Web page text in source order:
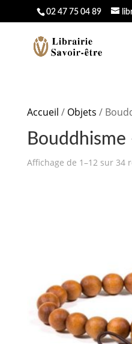
02 47 75 04 89
Accueil / Objets /
Affichage de 1–12 sur 34